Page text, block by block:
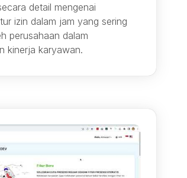
detail mengenai
izin dalam jam yang sering
perusahaan dalam
kinerja karyawan.